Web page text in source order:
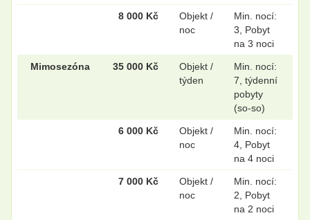
8 000 Kč
Objekt /
noc
Min. nocí:
3, Pobyt
na 3 noci
Mimosezóna 35 000 Kč
Objekt /
týden
Min. nocí:
7, týdenní
pobyty
(so-so)
6 000 Kč
Objekt /
noc
Min. nocí:
4, Pobyt
na 4 noci
7 000 Kč
Objekt /
noc
Min. nocí:
2, Pobyt
na 2 noci